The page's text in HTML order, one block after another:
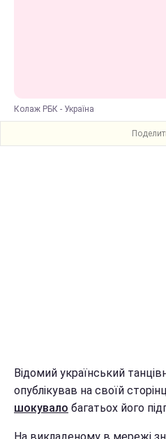
Колаж РБК - Україна
Відомий український
опублікував на своїй
шокувало багатьох його